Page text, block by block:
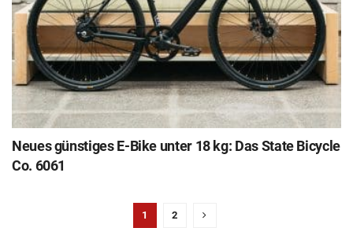
Neues günstiges E-Bike unter 18 kg: Das State Bicycle
Co. 6061
1 2